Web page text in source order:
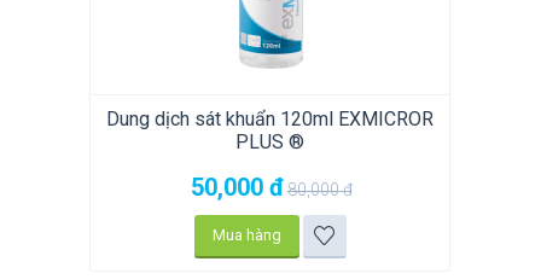
Dung dịch sát khuẩn 120ml EXMICROR
PLUS ®
50,000 đ80,000đ
Mua hàng